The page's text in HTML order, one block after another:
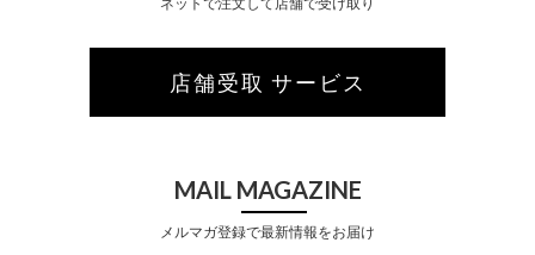
店舗受取 サービス
MAIL MAGAZINE
メルマガ登録で最新情報をお届け